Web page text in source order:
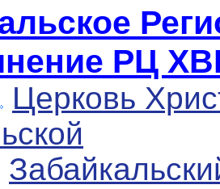
РЦ
Церковь